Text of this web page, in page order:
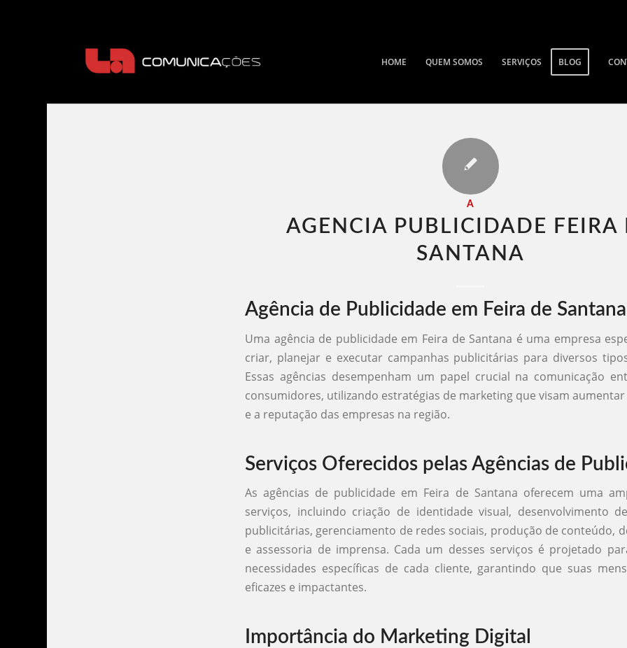
HOME QUEM SOMOS SERVIÇOS BLOG
A
AGENCIA PUBLICIDADE FEIRA
SANTANA​
Agência de Publicidade em Feira de Santana
Uma agência de publicidade em Feira de Santana é uma empresa
criar, planejar e executar campanhas publicitárias para diversos
Essas agências desempenham um papel crucial na comunicação
consumidores, utilizando estratégias de marketing que visam
e a reputação das empresas na região.
Serviços Oferecidos pelas Agências de
As agências de publicidade em Feira de Santana oferecem uma
serviços, incluindo criação de identidade visual, desenvolvimento
publicitárias, gerenciamento de redes sociais, produção de conteúdo,
e assessoria de imprensa. Cada um desses serviços é projetado
necessidades específicas de cada cliente, garantindo que suas
eficazes e impactantes.
Importância do Marketing Digital